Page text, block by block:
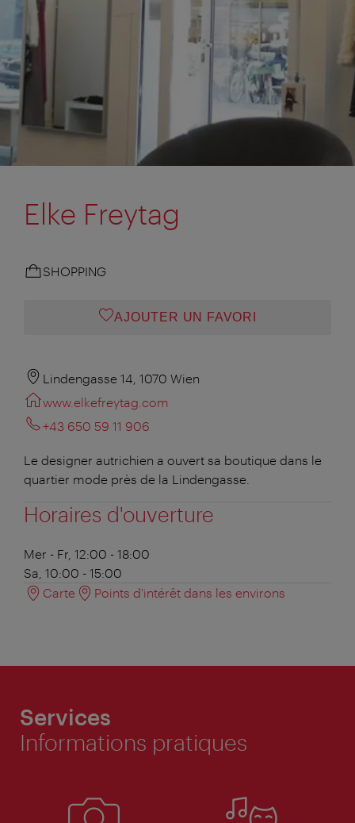
Elke Freytag
SHOPPING
AJOUTER UN FAVORI
Lindengasse 14, 1070 Wien
www.elkefreytag.com
+43 650 59 11 906
Le designer autrichien a ouvert sa boutique dans le
quartier mode près de la Lindengasse.
Horaires d'ouverture
Mer - Fr, 12:00 - 18:00
Sa, 10:00 - 15:00
Carte
Points d'intérêt dans les environs
Services
Informations pratiques